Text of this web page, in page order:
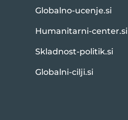
Globalno-ucenje.si
Humanitarni-center.si
Skladnost-politik.si
Globalni-cilji.si